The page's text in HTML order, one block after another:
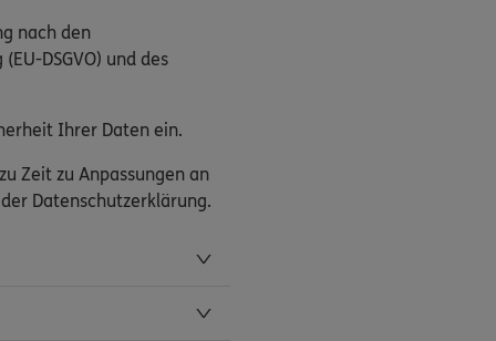
nach den
DSGVO) und des
Ihrer Daten ein.
Zeit zu Anpassungen an
Datenschutzerklärung.